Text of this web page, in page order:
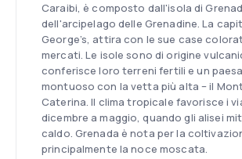
Caraibi, è composto dall'isola di
dell'arcipelago delle Grenadine. La
George’s, attira con le sue case
mercati. Le isole sono di origine
conferisce loro terreni fertili e un
montuoso con la vetta più alta – il
Caterina. Il clima tropicale favorisce i
dicembre a maggio, quando gli alisei
caldo. Grenada è nota per la
principalmente la noce moscata.